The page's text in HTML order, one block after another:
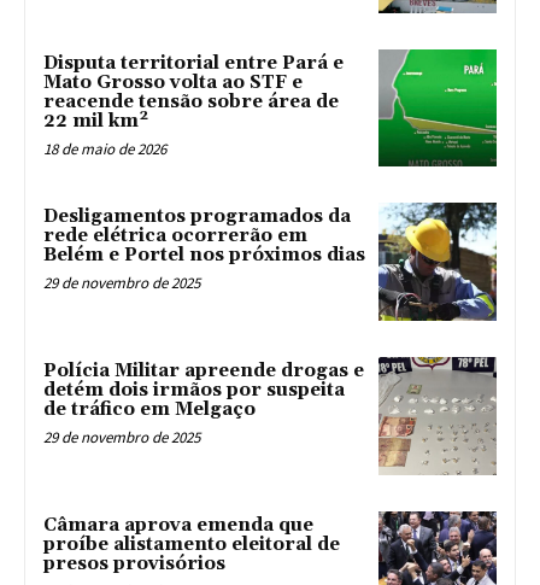
Disputa territorial entre Pará e
Mato Grosso volta ao STF e
reacende tensão sobre área de
22 mil km²
18 de maio de 2026
Desligamentos programados da
rede elétrica ocorrerão em
Belém e Portel nos próximos dias
29 de novembro de 2025
Polícia Militar apreende drogas e
detém dois irmãos por suspeita
de tráfico em Melgaço
29 de novembro de 2025
Câmara aprova emenda que
proíbe alistamento eleitoral de
presos provisórios